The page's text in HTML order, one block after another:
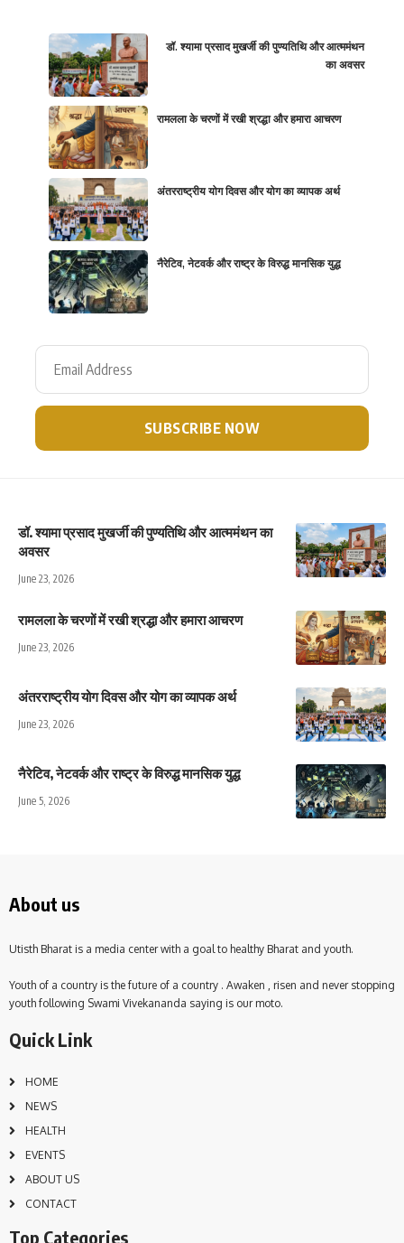
डॉ. श्यामा प्रसाद मुखर्जी की पुण्यतिथि और आत्ममंथन
का अवसर
रामलला के चरणों में रखी श्रद्धा और हमारा आचरण
अंतरराष्ट्रीय योग दिवस और योग का व्यापक अर्थ
नैरेटिव, नेटवर्क और राष्ट्र के विरुद्ध मानसिक युद्ध
डॉ. श्यामा प्रसाद मुखर्जी की पुण्यतिथि और आत्ममंथन का
अवसर
June 23, 2026
रामलला के चरणों में रखी श्रद्धा और हमारा आचरण
June 23, 2026
अंतरराष्ट्रीय योग दिवस और योग का व्यापक अर्थ
June 23, 2026
नैरेटिव, नेटवर्क और राष्ट्र के विरुद्ध मानसिक युद्ध
June 5, 2026
About us
Utisth Bharat is a media center with a goal to healthy Bharat and youth.
Youth of a country is the future of a country . Awaken , risen and never stopping
youth following Swami Vivekananda saying is our moto.
Quick Link
HOME
NEWS
HEALTH
EVENTS
ABOUT US
CONTACT
Top Categories